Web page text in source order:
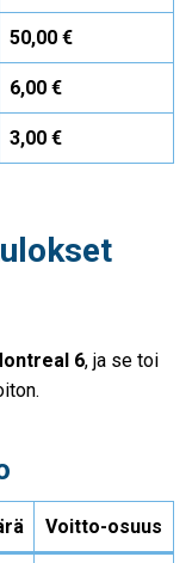
50,00 €
6,00 €
3,00 €
6, ja se toi
Voitto-osuus